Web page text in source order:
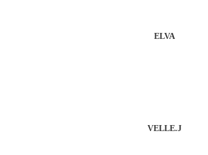
ELVA
VELLE.J